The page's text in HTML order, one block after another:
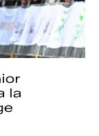
la